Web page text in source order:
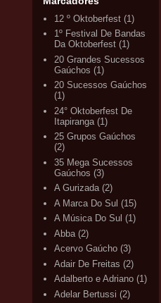
12 º Oktoberfest (1)
1º Festival De Bandas
Da Oktoberfest (1)
20 Grandes Sucessos
Gaúchos (1)
20 Sucessos Gaúchos
(1)
24° Oktoberfest De
Itapiranga (1)
25 Grupos Gaúchos
(2)
35 Mega Sucessos
Gaúchos (3)
A Gurizada (2)
A Marca Do Sul (15)
A Música Do Sul (1)
Abba (2)
Acervo Gaúcho (3)
Adair De Freitas (2)
Adalberto e Adriano (1)
Adelar Bertussi (2)